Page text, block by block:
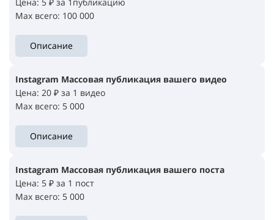
Max всего: 100 000
Описание
Instagram Массовая публикация вашего видео
Цена: 20 ₽ за 1 видео
Max всего: 5 000
Описание
Instagram Массовая публикация вашего поста
Цена: 5 ₽ за 1 пост
Max всего: 5 000